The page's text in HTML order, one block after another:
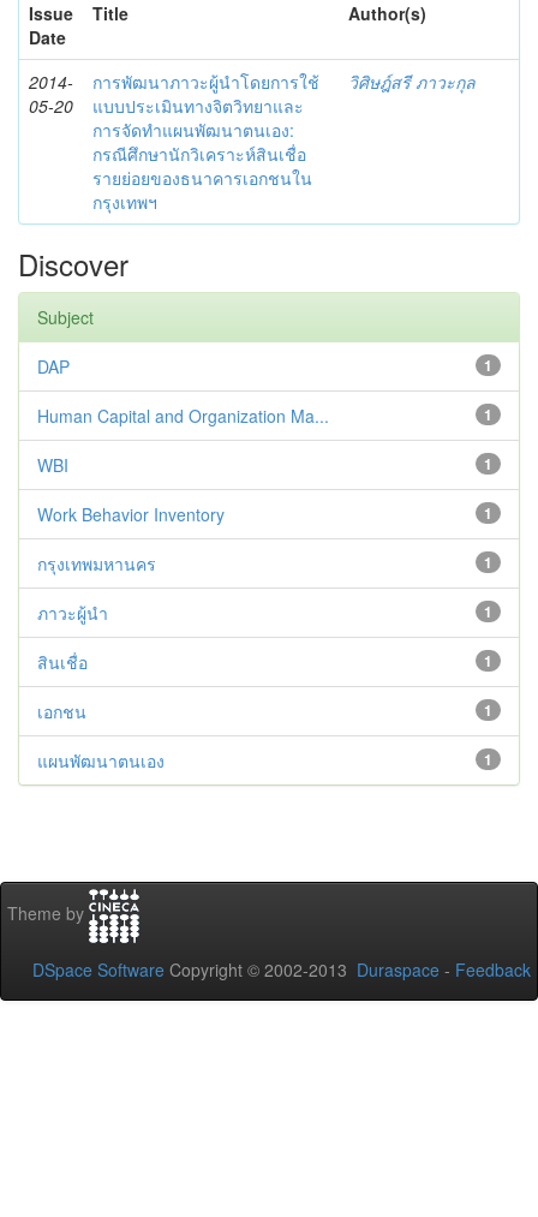
Issue
Date
Title Author(s)
2014-
05-20
การพัฒนาภาวะผู้นำโดยการใช้
แบบประเมินทางจิตวิทยาและ
การจัดทำแผนพัฒนาตนเอง:
กรณีศึกษานักวิเคราะห์สินเชื่อ
รายย่อยของธนาคารเอกชนใน
กรุงเทพฯ
วิศิษฎ์สรี ภาวะกุล
Discover
Subject
1
DAP
1
Human Capital and Organization Ma...
1
WBI
1
Work Behavior Inventory
1
กรุงเทพมหานคร
1
ภาวะผู้นำ
1
สินเชื่อ
1
เอกชน
1
แผนพัฒนาตนเอง
Theme by
DSpace Software Copyright © 2002-2013 Duraspace - Feedback